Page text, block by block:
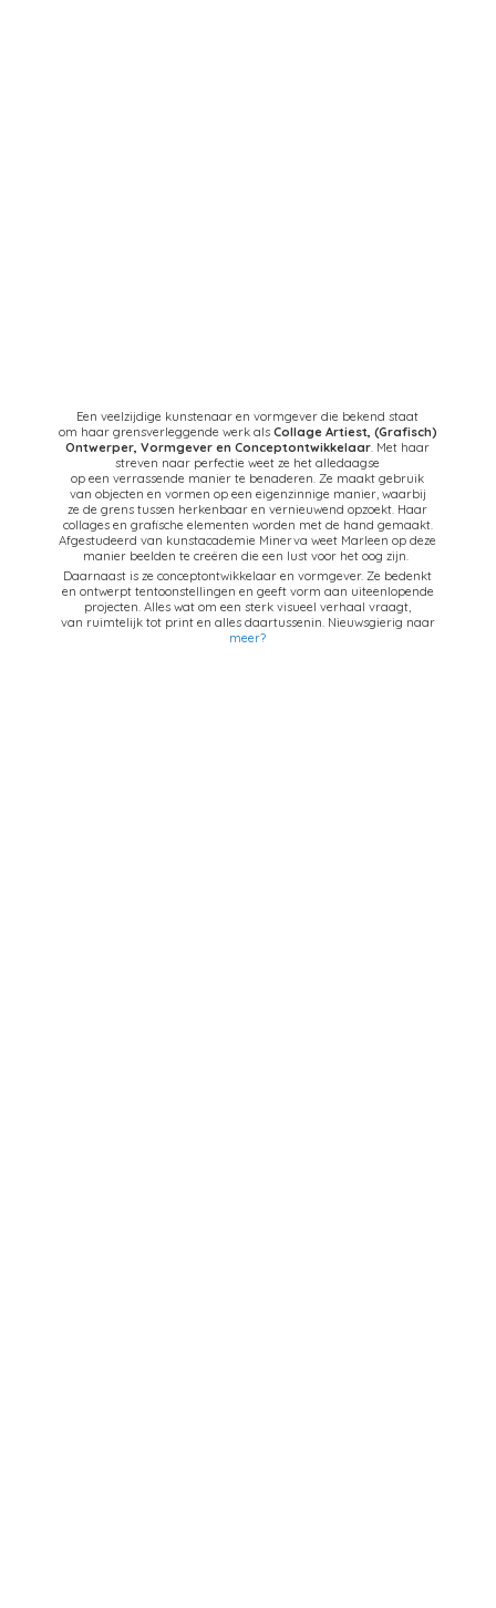
Een veelzijdige kunstenaar en vormgever die bekend staat
om haar grensverleggende werk als Collage Artiest, (Grafisch)
Ontwerper, Vormgever en Conceptontwikkelaar. Met haar
streven naar perfectie weet ze het alledaagse
op een verrassende manier te benaderen. Ze maakt gebruik
van objecten en vormen op een eigenzinnige manier, waarbij
ze de grens tussen herkenbaar en vernieuwend opzoekt. Haar
collages en grafische elementen worden met de hand gemaakt.
Afgestudeerd van kunstacademie Minerva weet Marleen op deze
manier beelden te creëren die een lust voor het oog zijn.
Daarnaast is ze conceptontwikkelaar en vormgever. Ze bedenkt
en ontwerpt tentoonstellingen en geeft vorm aan uiteenlopende
projecten. Alles wat om een sterk visueel verhaal vraagt,
van ruimtelijk tot print en alles daartussenin. Nieuwsgierig naar
meer?